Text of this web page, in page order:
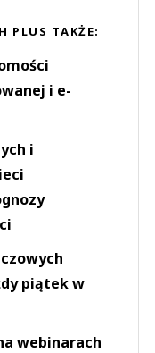
PLUS TAKŻE:
i e-
i
piątek w
webinarach